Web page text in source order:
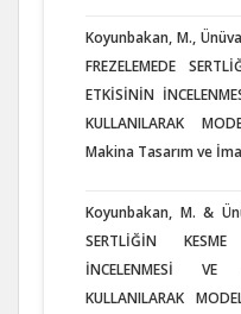
Koyunbakan, M.,
FREZELEMEDE
ETKİSİNİN
KULLANILARAK
Makina Tasarım ve
Koyunbakan, M. &
SERTLİĞİN KESME
İNCELENMESİ
KULLANILARAK